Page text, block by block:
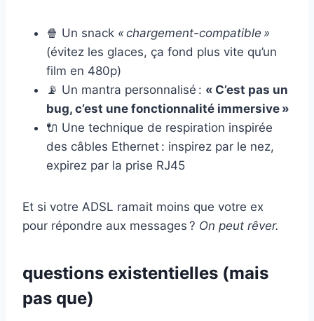
🍿 Un snack « chargement-compatible »
(évitez les glaces, ça fond plus vite qu’un
film en 480p)
📡 Un mantra personnalisé : « C’est pas un
bug, c’est une fonctionnalité immersive »
🔌 Une technique de respiration inspirée
des câbles Ethernet : inspirez par le nez,
expirez par la prise RJ45
Et si votre ADSL ramait moins que votre ex
pour répondre aux messages ? On peut rêver.
questions existentielles (mais
pas que)